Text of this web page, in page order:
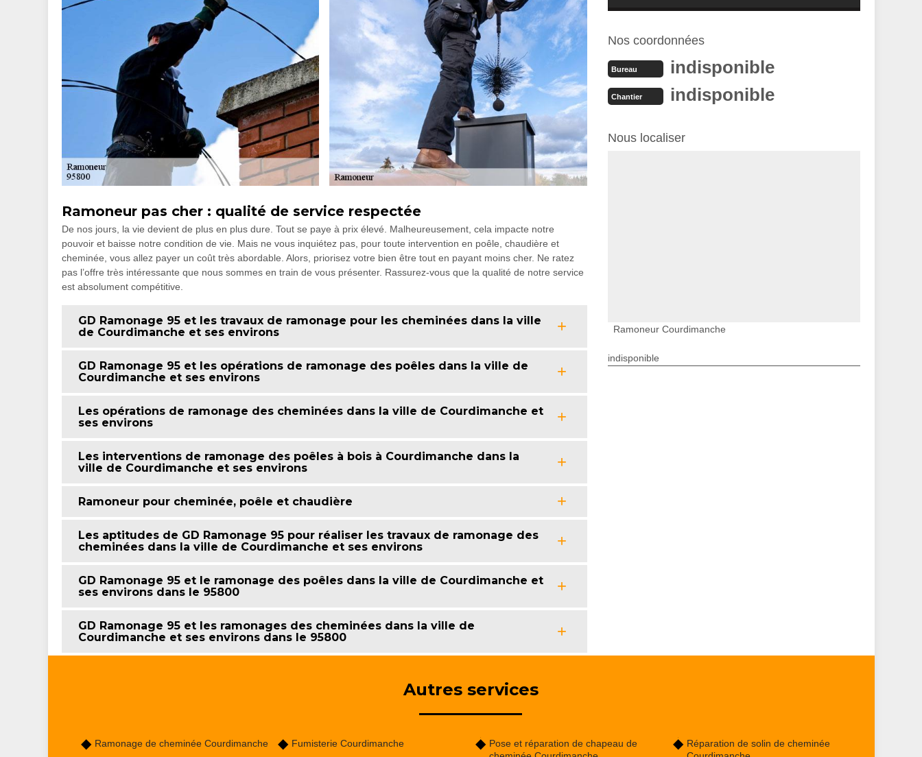
Ramoneur pas cher : qualité de service respectée
De nos jours, la vie devient de plus en plus dure. Tout se paye à prix élevé. Malheureusement, cela impacte notre
pouvoir et baisse notre condition de vie. Mais ne vous inquiétez pas, pour toute intervention en poêle, chaudière et
cheminée, vous allez payer un coût très abordable. Alors, priorisez votre bien être tout en payant moins cher. Ne ratez
pas l’offre très intéressante que nous sommes en train de vous présenter. Rassurez-vous que la qualité de notre service
est absolument compétitive.
GD Ramonage 95 et les travaux de ramonage pour les cheminées dans la ville
de Courdimanche et ses environs
GD Ramonage 95 et les opérations de ramonage des poêles dans la ville de
Courdimanche et ses environs
Les opérations de ramonage des cheminées dans la ville de Courdimanche et
ses environs
Les interventions de ramonage des poêles à bois à Courdimanche dans la
ville de Courdimanche et ses environs
Ramoneur pour cheminée, poêle et chaudière
Les aptitudes de GD Ramonage 95 pour réaliser les travaux de ramonage des
cheminées dans la ville de Courdimanche et ses environs
GD Ramonage 95 et le ramonage des poêles dans la ville de Courdimanche et
ses environs dans le 95800
GD Ramonage 95 et les ramonages des cheminées dans la ville de
Courdimanche et ses environs dans le 95800
Nos coordonnées
Bureau indisponible
Chantier indisponible
Nous localiser
Ramoneur Courdimanche
indisponible
Autres services
Ramonage de cheminée Courdimanche
Fumisterie Courdimanche
Pose et réparation de chapeau de
Réparation de solin de cheminée